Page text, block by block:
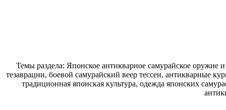
Темы раздела: Японское антикварное самурайское оружие
тезаврации, боевой самурайский веер тессен, антикварные
традиционная японская культура, одежда японских